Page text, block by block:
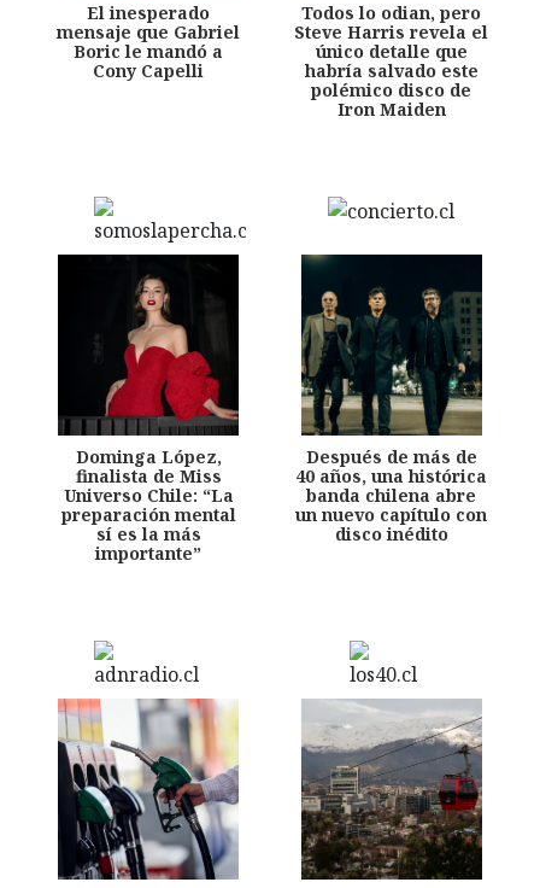
El inesperado
mensaje que Gabriel
Boric le mandó a
Cony Capelli
Todos lo odian, pero
Steve Harris revela el
único detalle que
habría salvado este
polémico disco de
Iron Maiden
Dominga López,
finalista de Miss
Universo Chile: “La
preparación mental
sí es la más
importante”
Después de más de
40 años, una histórica
banda chilena abre
un nuevo capítulo con
disco inédito